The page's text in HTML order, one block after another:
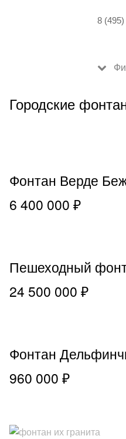
8
Городские
Фонтан Верде
6 400 000 ₽
Пешеходный
24 500 000 ₽
Фонтан
960 000 ₽